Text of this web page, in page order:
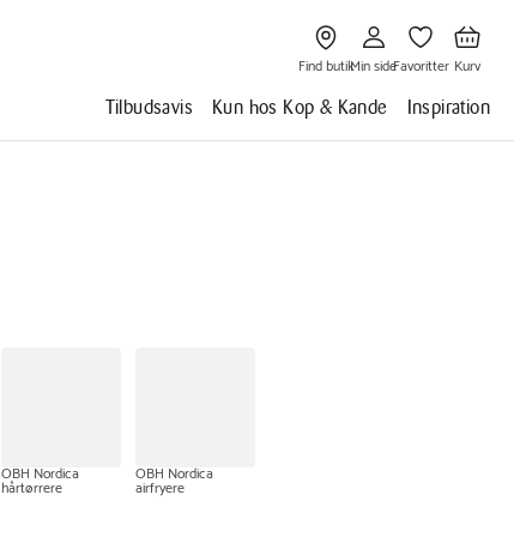
Gå
til
Find
butik
Find butik
til
Min
side
Min side
til
Favoritter
Favoritter
til
Kurv
Kurv
Tilbudsavis Kun hos Kop & Kande Inspiration
OBH Nordica
hårtørrere
OBH Nordica
airfryere